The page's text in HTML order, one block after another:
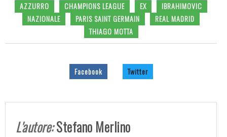
AZZURRO CHAMPIONS LEAGUE EX
IBRAHIMOVIC
NAZIONALE
PARIS SAINT GERMAIN
REAL MADRID
THIAGO MOTTA
Facebook Twitter
L'autore:Stefano Merlino